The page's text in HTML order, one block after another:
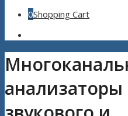
0Shopping Cart
анализаторы